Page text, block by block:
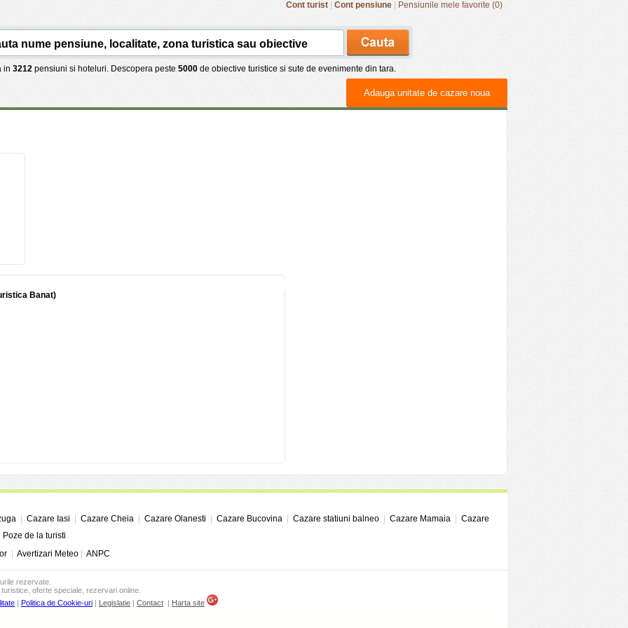
Cont turist Cont pensiune Pensiunile mele favorite (0)
in 3212 pensiuni si hoteluri. Descopera peste 5000 de obiective turistice si sute de evenimente din tara.
Adauga unitate de cazare noua
Banat)
Cazare Iasi Cazare Cheia Cazare Olanesti Cazare Bucovina Cazare statiuni balneo Cazare Mamaia
Cazare
Poze de la turisti
Avertizari Meteo ANPC
rezervate.
oferte speciale, rezervari online.
| Politica de Cookie-uri | Legislatie | Contact | Harta site